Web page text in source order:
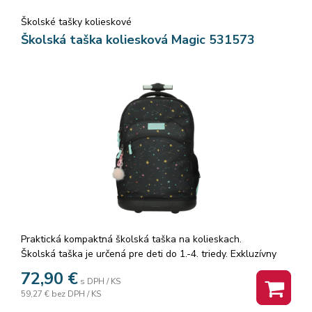
batoh tlačiť pred sebou, alebo ho ťahať za sebou. Batoh je
na spodku vybavený tichými kolieskami.
Školské tašky kolieskové
Školská taška koliesková Magic 531573
Praktická kompaktná školská taška na kolieskach.
Školská taška je určená pre deti do 1.-4. triedy. Exkluzívny
batoh môžu vaše deti nosiť do školy alebo na voľný čas.
Hmotnosť tašky je 1,8 kg a objem 36 l.
72,90 € s DPH / KS
59,27 € bez DPH / KS